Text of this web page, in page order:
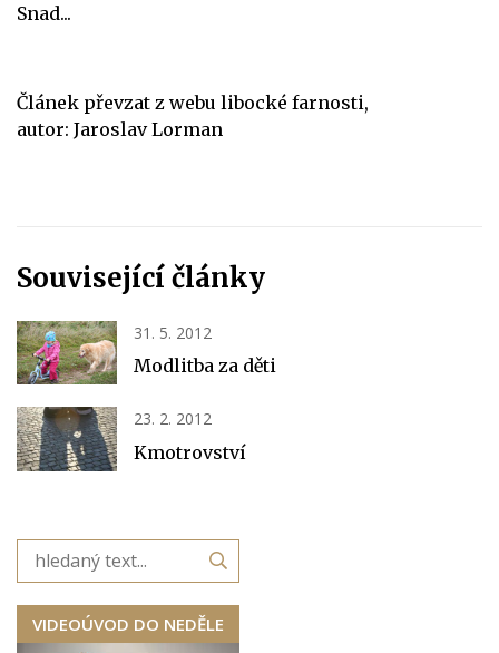
Snad...
Článek převzat z webu libocké farnosti,
autor: Jaroslav Lorman
Související články
31. 5. 2012
Modlitba za děti
23. 2. 2012
Kmotrovství
VIDEOÚVOD DO NEDĚLE